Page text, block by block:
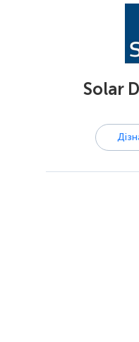
Solar